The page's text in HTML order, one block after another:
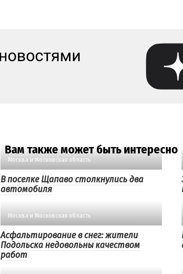
Вам также может быть интересно
Москва и Московская область
В поселке Щапаво столкнулись два
автомобиля
Москва и Московская область
Асфальтирование в снег: жители
Подольска недовольны качеством
работ